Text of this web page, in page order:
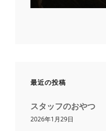
最近の投稿
スタッフのおやつ
2026年1月29日